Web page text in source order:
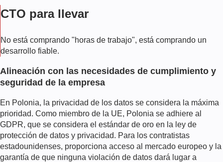
CTO para llevar
No está comprando "horas de trabajo", está comprando un
desarrollo fiable.
Alineación con las necesidades de cumplimiento y
seguridad de la empresa
En Polonia, la privacidad de los datos se considera la máxima
prioridad. Como miembro de la UE, Polonia se adhiere al
GDPR, que se considera el estándar de oro en la ley de
protección de datos y privacidad. Para los contratistas
estadounidenses, proporciona acceso al mercado europeo y la
garantía de que ninguna violación de datos dará lugar a